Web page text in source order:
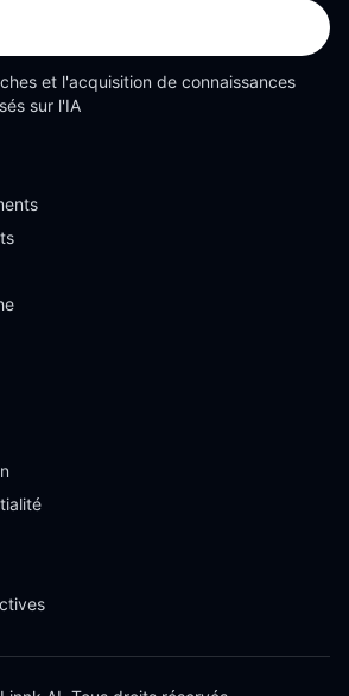
et l'acquisition de connaissances
sur l'IA